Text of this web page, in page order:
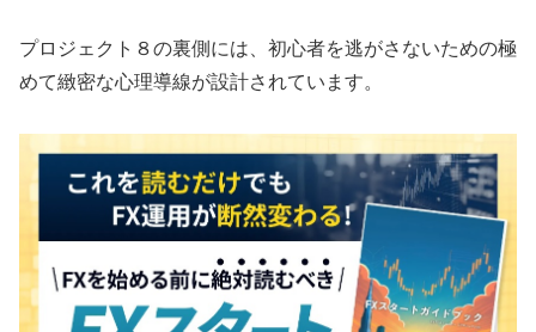
プロジェクト８の裏側には、初心者を逃がさないための極
めて緻密な心理導線が設計されています。